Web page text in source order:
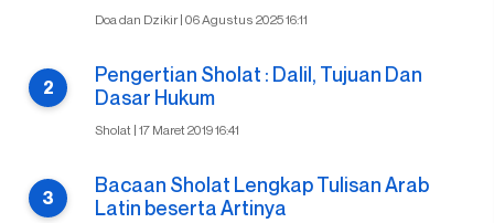
Doa dan Dzikir | 06 Agustus 2025 16:11
Pengertian Sholat : Dalil, Tujuan Dan
Dasar Hukum
Sholat | 17 Maret 2019 16:41
Bacaan Sholat Lengkap Tulisan Arab
Latin beserta Artinya